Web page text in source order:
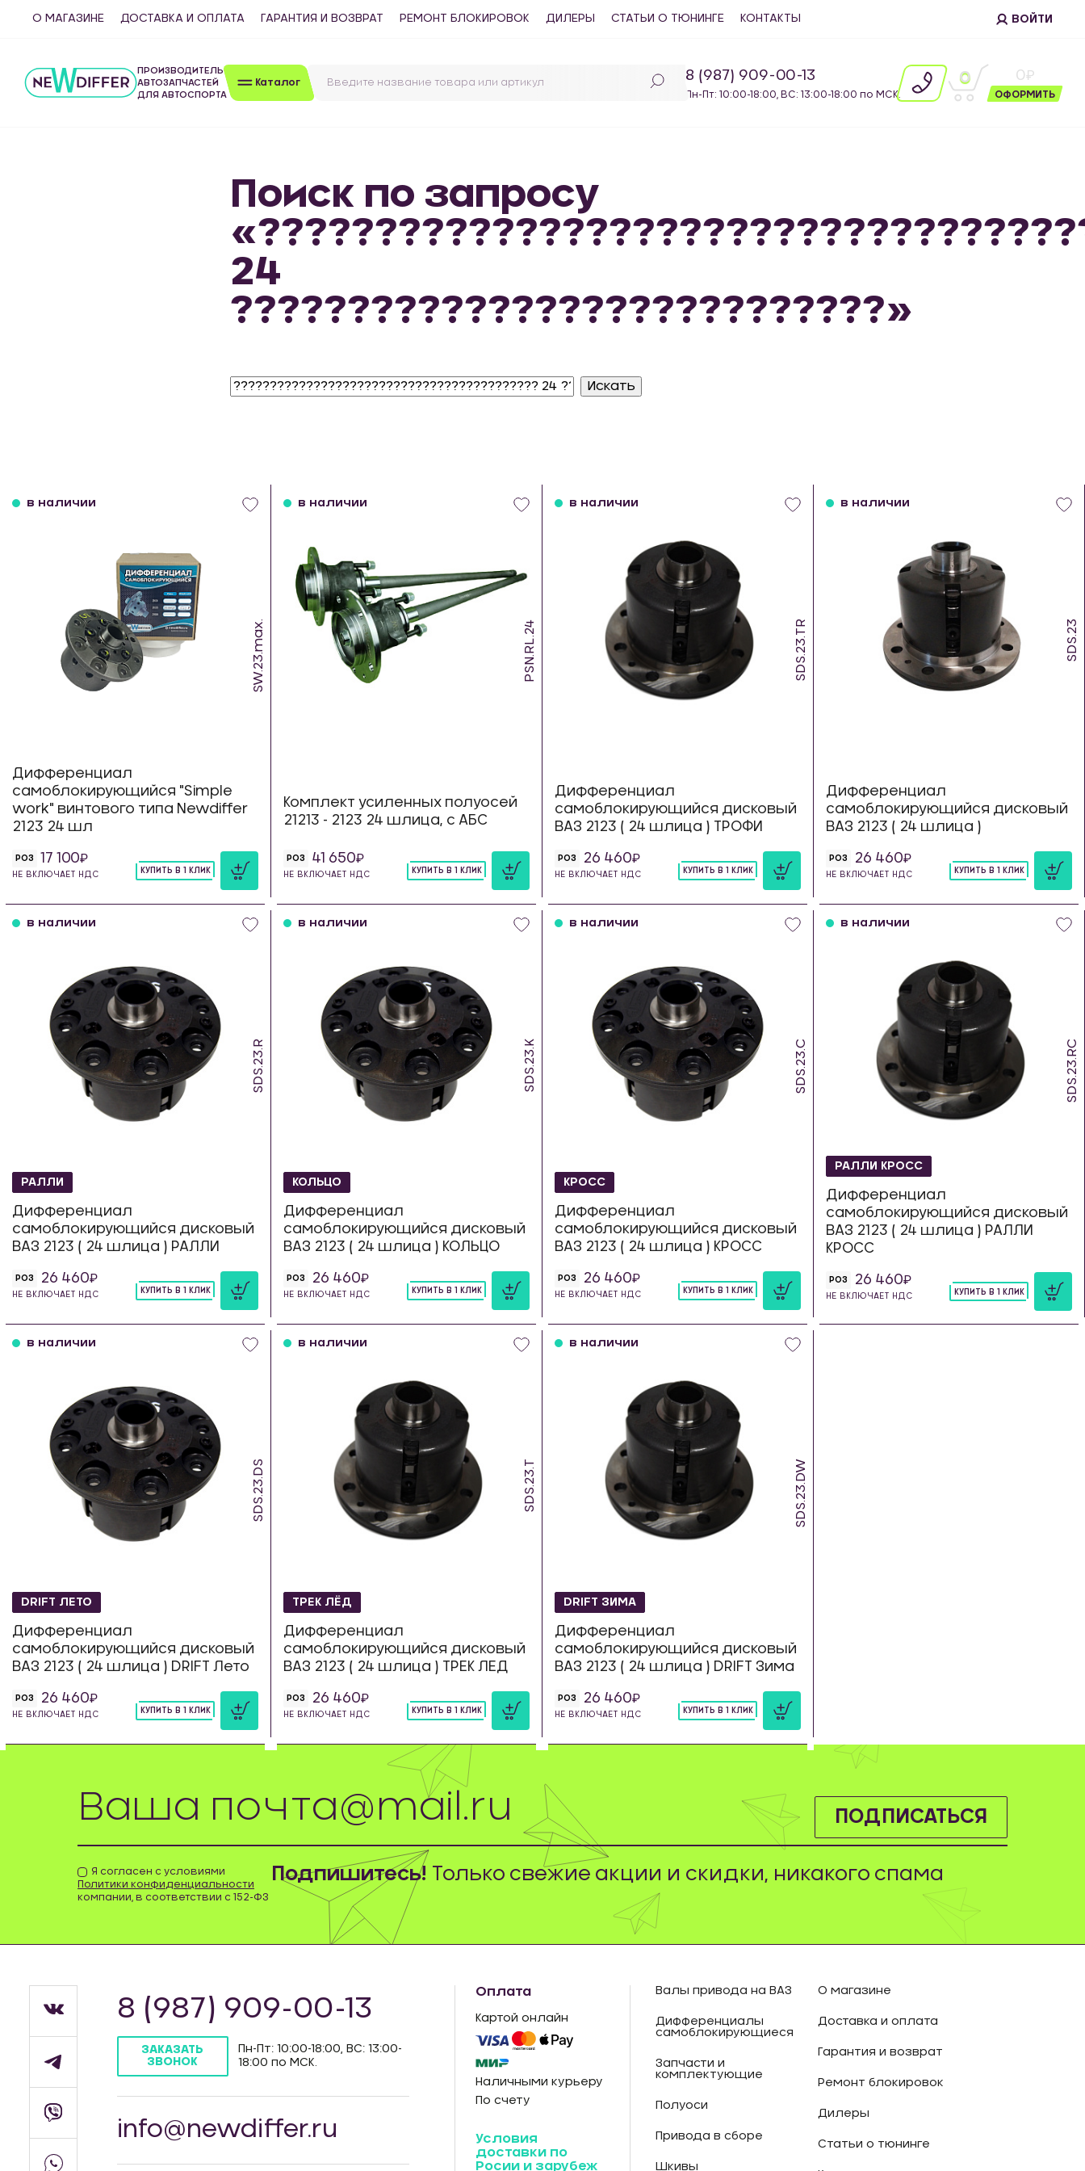
О МАГАЗИНЕ ДОСТАВКА И ОПЛАТА ГАРАНТИЯ И ВОЗВРАТ РЕМОНТ БЛОКИРОВОК ДИЛЕРЫ СТАТЬИ О ТЮНИНГЕ КОНТАКТЫ ВОЙТИ
ПРОИЗВОДИТЕЛЬ
АВТОЗАПЧАСТЕЙ
ДЛЯ АВТОСПОРТА
Каталог 8 (987) 909-00-13
Пн-Пт: 10:00-18:00, ВС: 13:00-18:00 по МСК.
0 0
ОФОРМИТЬ
Поиск по запросу
24
????????????????????????????»
SW.23.max.
в наличии
Дифференциал
самоблокирующийся "Simple
work" винтового типа Newdiffer
2123 24 шл
РОЗ 17 100
НЕ ВКЛЮЧАЕТ НДС КУПИТЬ В 1 КЛИК
PSN.RL.24
в наличии
Комплект усиленных полуосей
21213 - 2123 24 шлица, с АБС
РОЗ 41 650
НЕ ВКЛЮЧАЕТ НДС КУПИТЬ В 1 КЛИК
SDS.23.TR
в наличии
Дифференциал
самоблокирующийся дисковый
ВАЗ 2123 ( 24 шлица ) ТРОФИ
РОЗ 26 460
НЕ ВКЛЮЧАЕТ НДС КУПИТЬ В 1 КЛИК
SDS.23
в наличии
Дифференциал
самоблокирующийся дисковый
ВАЗ 2123 ( 24 шлица )
РОЗ 26 460
НЕ ВКЛЮЧАЕТ НДС КУПИТЬ В 1 КЛИК
SDS.23.R
в наличии
РАЛЛИ
Дифференциал
самоблокирующийся дисковый
ВАЗ 2123 ( 24 шлица ) РАЛЛИ
РОЗ 26 460
НЕ ВКЛЮЧАЕТ НДС КУПИТЬ В 1 КЛИК
SDS.23.K
в наличии
КОЛЬЦО
Дифференциал
самоблокирующийся дисковый
ВАЗ 2123 ( 24 шлица ) КОЛЬЦО
РОЗ 26 460
НЕ ВКЛЮЧАЕТ НДС КУПИТЬ В 1 КЛИК
SDS.23.C
в наличии
КРОСС
Дифференциал
самоблокирующийся дисковый
ВАЗ 2123 ( 24 шлица ) КРОСС
РОЗ 26 460
НЕ ВКЛЮЧАЕТ НДС КУПИТЬ В 1 КЛИК
SDS.23.RC
в наличии
РАЛЛИ КРОСС
Дифференциал
самоблокирующийся дисковый
ВАЗ 2123 ( 24 шлица ) РАЛЛИ
КРОСС
РОЗ 26 460
НЕ ВКЛЮЧАЕТ НДС КУПИТЬ В 1 КЛИК
SDS.23.DS
в наличии
DRIFT ЛЕТО
Дифференциал
самоблокирующийся дисковый
ВАЗ 2123 ( 24 шлица ) DRIFT Лето
РОЗ 26 460
НЕ ВКЛЮЧАЕТ НДС КУПИТЬ В 1 КЛИК
SDS.23.T
в наличии
ТРЕК ЛЁД
Дифференциал
самоблокирующийся дисковый
ВАЗ 2123 ( 24 шлица ) ТРЕК ЛЕД
РОЗ 26 460
НЕ ВКЛЮЧАЕТ НДС КУПИТЬ В 1 КЛИК
SDS.23.DW
в наличии
DRIFT ЗИМА
Дифференциал
самоблокирующийся дисковый
ВАЗ 2123 ( 24 шлица ) DRIFT Зима
РОЗ 26 460
НЕ ВКЛЮЧАЕТ НДС КУПИТЬ В 1 КЛИК
ПОДПИСАТЬСЯ
Я согласен с условиями
Политики конфиденциальности
компании, в соответствии с 152-ФЗ
Подпишитесь! Только свежие акции и скидки, никакого спама
8 (987) 909-00-13
ЗАКАЗАТЬ
ЗВОНОК
Пн-Пт: 10:00-18:00, ВС: 13:00-
18:00 по МСК.
info@newdiffer.ru
Оплата
Картой онлайн
Наличными курьеру
По счету
Условия
доставки по
Росии и зарубеж
Валы привода на ВАЗ
Дифференциалы
самоблокирующиеся
Запчасти и
комплектующие
Полуоси
Привода в сборе
Шкивы
О магазине
Доставка и оплата
Гарантия и возврат
Ремонт блокировок
Дилеры
Статьи о тюнинге